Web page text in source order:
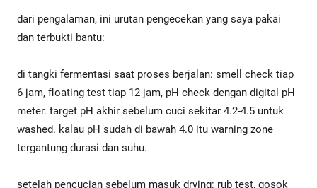
dari pengalaman, ini urutan pengecekan yang saya pakai
dan terbukti bantu:
di tangki fermentasi saat proses berjalan: smell check tiap
6 jam, floating test tiap 12 jam, pH check dengan digital pH
meter. target pH akhir sebelum cuci sekitar 4.2-4.5 untuk
washed. kalau pH sudah di bawah 4.0 itu warning zone
tergantung durasi dan suhu.
setelah pencucian sebelum masuk drying: rub test, gosok